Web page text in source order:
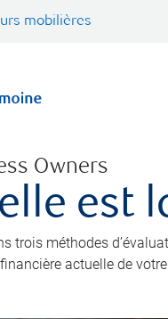
mobilières
Owners
est
trois méthodes
actuelle de